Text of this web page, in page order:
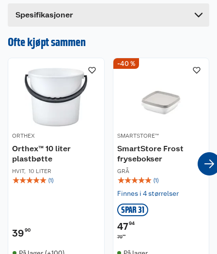
Spesifikasjoner
Ofte kjøpt sammen
ORTHEX
Orthex™ 10 liter
plastbøtte
HVIT, 10 LITER
☆☆☆☆☆ (1)
3990
-40 %
SMARTSTORE™
SmartStore Frost
frysebokser
GRÅ
☆☆☆☆☆ (1)
Finnes i 4 størrelser
SPAR 31
4794
7990
Om oss
Våre butikker
Våre merkevarer
Coop kjeder
Kundeservice
Kontakt oss
Angre- og returrett
Reklamasjon og garanti
Ofte stilte spørsmål
Betalingsalternativer